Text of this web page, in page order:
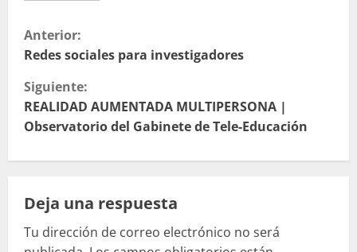
S
i
g
u
e
l
e
Anterior:
Redes sociales para investigadores
Siguiente:
REALIDAD AUMENTADA MULTIPERSONA |
Observatorio del Gabinete de Tele-Educación
Deja una respuesta
Tu dirección de correo electrónico no será